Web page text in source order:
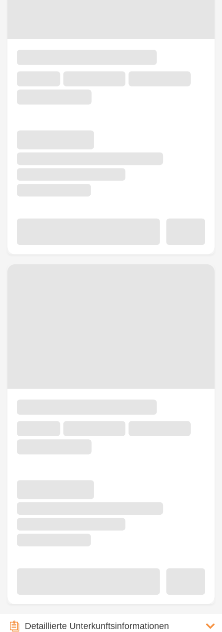
Detaillierte Unterkunftsinformationen